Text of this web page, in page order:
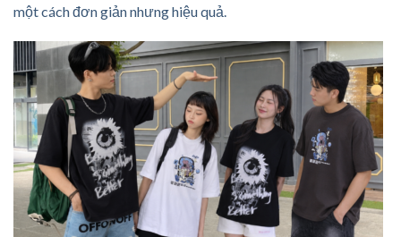
một cách đơn giản nhưng hiệu quả.